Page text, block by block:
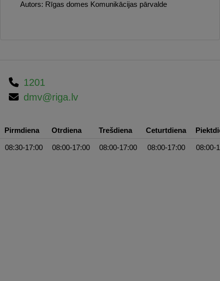
Autors: Rīgas domes Komunikācijas pārvalde
1201
dmv@riga.lv
Pirmdiena Otrdiena Trešdiena Ceturtdiena
08:30-17:00 08:00-17:00 08:00-17:00 08:00-17:00 08:00-